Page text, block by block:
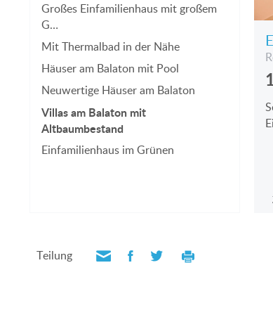
Großes Einfamilienhaus mit großem
G…
Mit Thermalbad in der Nähe
Häuser am Balaton mit Pool
Neuwertige Häuser am Balaton
Villas am Balaton mit
Altbaumbestand
Einfamilienhaus im Grünen
Teilung